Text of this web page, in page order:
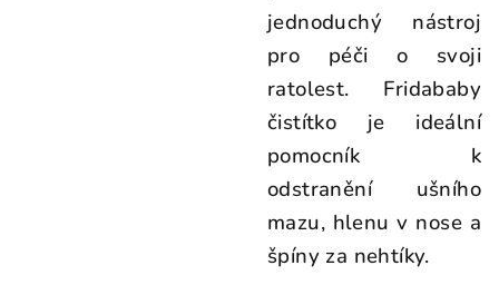
jednoduchý nástroj
pro péči o svoji
ratolest. Fridababy
čistítko je ideální
pomocník k
odstranění ušního
mazu, hlenu v nose a
špíny za nehtíky.